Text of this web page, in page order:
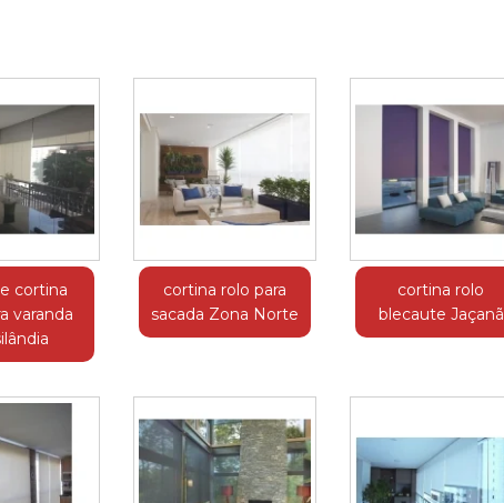
cortina
varanda
cortina rolo para
sacada Zona Norte
cortina rolo
blecaute Jaçanã